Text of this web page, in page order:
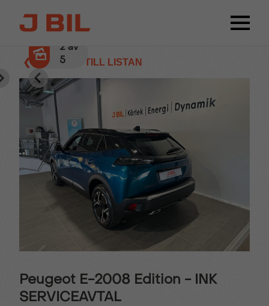
❮ TILLBAKA TILL LISTAN
3av
5
Peugeot E-2008 Edition - INK
SERVICEAVTAL